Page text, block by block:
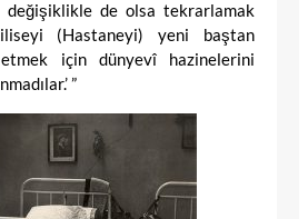
de olsa tekrarlamak
(Hastaneyi) yeni baştan
için dünyevî hazinelerini
”